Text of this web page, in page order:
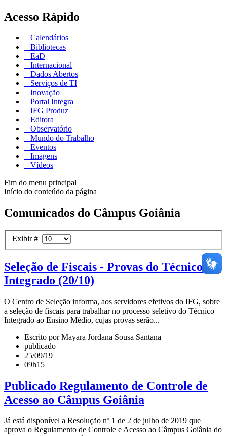
Acesso Rápido
Calendários
Bibliotecas
EaD
Internacional
Dados Abertos
Serviços de TI
Inovação
Portal Integra
IFG Produz
Editora
Observatório
Mundo do Trabalho
Eventos
Imagens
Vídeos
Fim do menu principal
Início do conteúdo da página
Comunicados do Câmpus Goiânia
Exibir #
Seleção de Fiscais - Provas do Técnico
Integrado (20/10)
O Centro de Seleção informa, aos servidores efetivos do IFG, sobre
a seleção de fiscais para trabalhar no processo seletivo do Técnico
Integrado ao Ensino Médio, cujas provas serão...
Escrito por Mayara Jordana Sousa Santana
publicado
25/09/19
09h15
Publicado Regulamento de Controle de
Acesso ao Câmpus Goiânia
Já está disponível a Resolução nº 1 de 2 de julho de 2019 que
aprova o Regulamento de Controle e Acesso ao Câmpus Goiânia do